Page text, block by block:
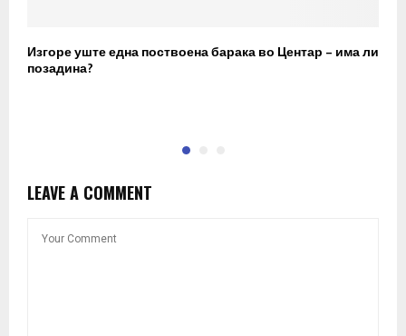
Изгоре уште една поствоена барака во Центар – има ли
позадина?
LEAVE A COMMENT